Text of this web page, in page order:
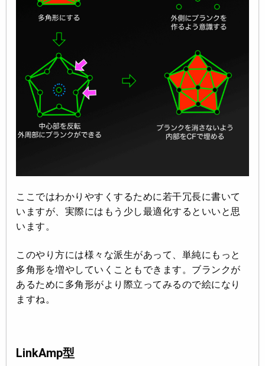
ここではわかりやすくするために若干冗長に書いて
いますが、実際にはもう少し最適化するといいと思
います。
このやり方には様々な派生があって、単純にもっと
多角形を増やしていくこともできます。ブランクが
あるために多角形がより際立ってみるので絵になり
ますね。
LinkAmp型